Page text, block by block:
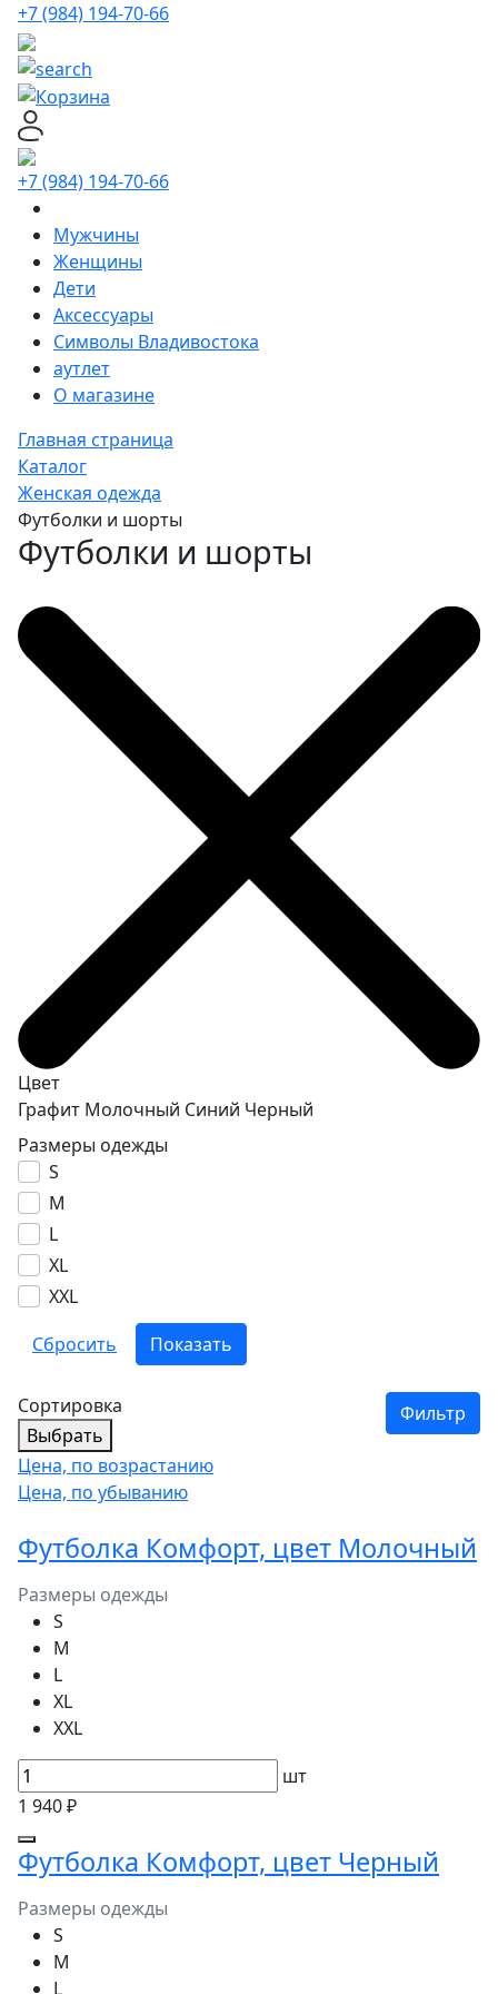
+7 (984) 194-70-66
+7 (984) 194-70-66
Мужчины
Женщины
Дети
Аксессуары
Символы Владивостока
аутлет
О магазине
Главная страница
Каталог
Женская одежда
Футболки и шорты
Футболки и шорты
Цвет
Графит Молочный Синий Черный
Размеры одежды
S
M
L
XL
XXL
Сортировка
Выбрать
Цена, по возрастанию
Цена, по убыванию
Фильтр
Футболка Комфорт, цвет Молочный
Размеры одежды
S
M
L
XL
XXL
шт
1 940 ₽
Футболка Комфорт, цвет Черный
Размеры одежды
S
M
L